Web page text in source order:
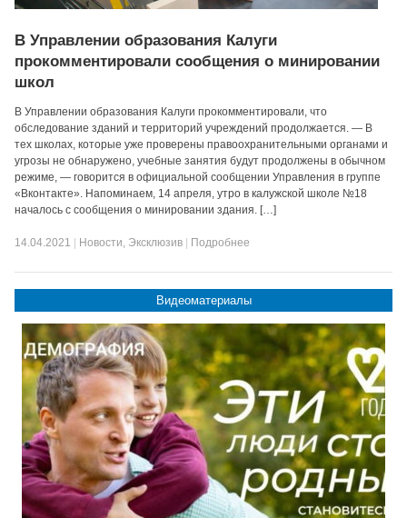
В Управлении образования Калуги
прокомментировали сообщения о минировании
школ
В Управлении образования Калуги прокомментировали, что
обследование зданий и территорий учреждений продолжается. — В
тех школах, которые уже проверены правоохранительными органами и
угрозы не обнаружено, учебные занятия будут продолжены в обычном
режиме, — говорится в официальной сообщении Управления в группе
«Вконтакте». Напоминаем, 14 апреля, утро в калужской школе №18
началось с сообщения о минировании здания. […]
14.04.2021 Новости, Эксклюзив Подробнее
Видеоматериалы